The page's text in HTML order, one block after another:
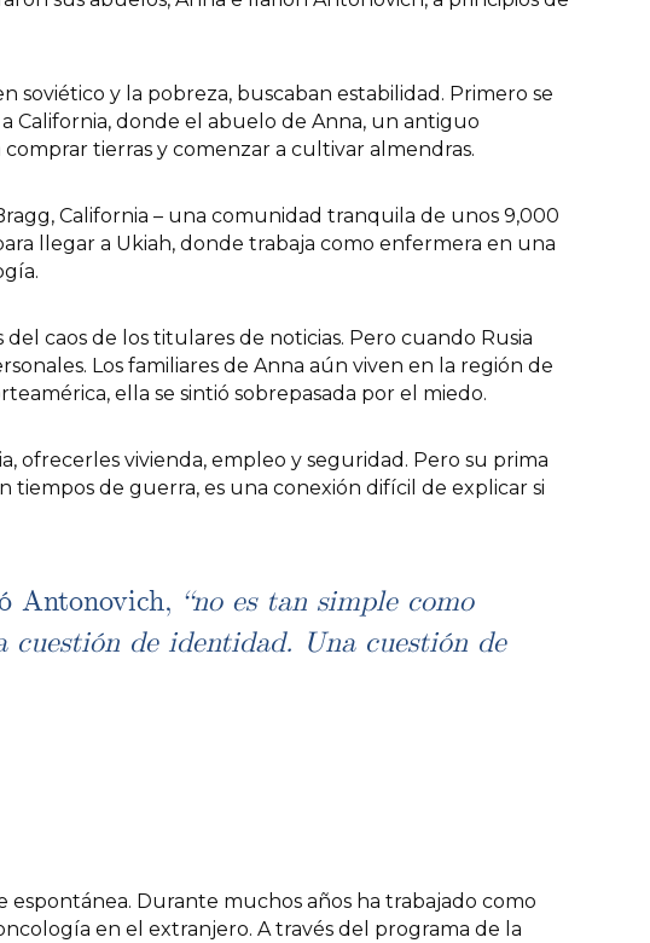
soviético y la pobreza, buscaban estabilidad. Primero se
California, donde el abuelo de Anna, un antiguo
tierras y comenzar a cultivar almendras.
California – una comunidad tranquila de unos 9,000
llegar a Ukiah, donde trabaja como enfermera en una
caos de los titulares de noticias. Pero cuando Rusia
Los familiares de Anna aún viven en la región de
ella se sintió sobrepasada por el miedo.
ofrecerles vivienda, empleo y seguridad. Pero su prima
tiempos de guerra, es una conexión difícil de explicar si
Antonovich, “no es tan simple como
de identidad. Una cuestión de
espontánea. Durante muchos años ha trabajado como
en el extranjero. A través del programa de la